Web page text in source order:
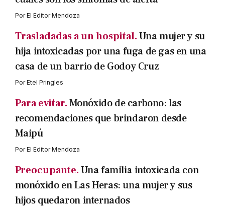
PorEl Editor Mendoza
Trasladadas a un hospital.Una mujer y su
hija intoxicadas por una fuga de gas en una
casa de un barrio de Godoy Cruz
PorEtel Pringles
Para evitar.Monóxido de carbono: las
recomendaciones que brindaron desde
Maipú
PorEl Editor Mendoza
Preocupante.Una familia intoxicada con
monóxido en Las Heras: una mujer y sus
hijos quedaron internados